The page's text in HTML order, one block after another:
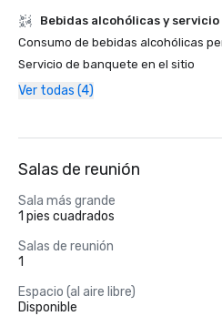
Bebidas alcohólicas y
Consumo de bebidas alcohólicas
Servicio de banquete en el sitio
Ver todas (4)
Salas de reunión
Sala más grande
1 pies cuadrados
Salas de reunión
1
Espacio (al aire libre)
Disponible